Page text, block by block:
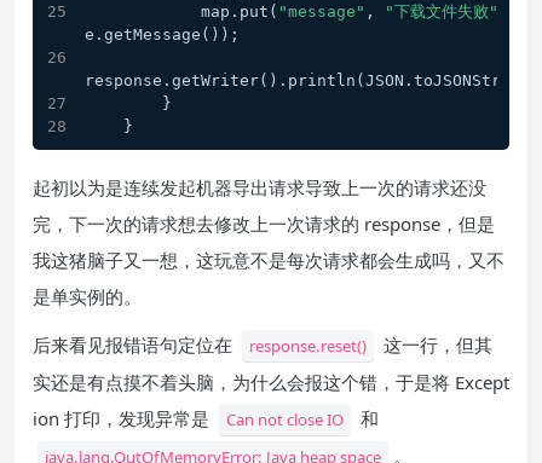
            map.put(
"message" , "下载文件失败"
e.getMessage());
        }
    }
起初以为是连续发起机器导出请求导致上一次的请求还没
完，下一次的请求想去修改上一次请求的 response，但是
我这猪脑子又一想，这玩意不是每次请求都会生成吗，又不
是单实例的。
后来看见报错语句定位在
response.reset()
这一行，但其
实还是有点摸不着头脑，为什么会报这个错，于是将 Except
ion 打印，发现异常是
Can not close IO 和
java.lang.OutOfMemoryError: Java heap space 。